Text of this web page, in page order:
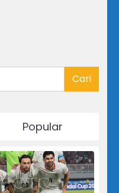
Cari
Popular